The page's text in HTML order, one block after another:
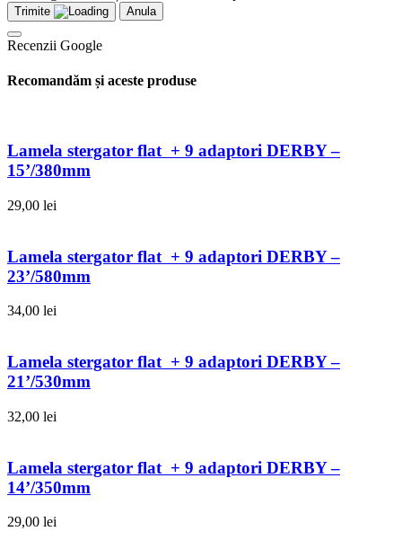
Trimite Anula
Recenzii Google
Recomandăm și aceste produse
Lamela stergator flat + 9 adaptori DERBY –
15’/380mm
29,00 lei
Lamela stergator flat + 9 adaptori DERBY –
23’/580mm
34,00 lei
Lamela stergator flat + 9 adaptori DERBY –
21’/530mm
32,00 lei
Lamela stergator flat + 9 adaptori DERBY –
14’/350mm
29,00 lei